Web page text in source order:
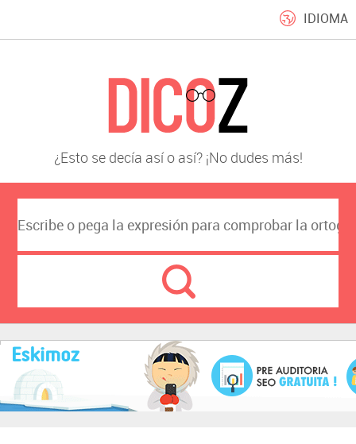
IDIOMA
¿Esto se decía así o así? ¡No dudes más!